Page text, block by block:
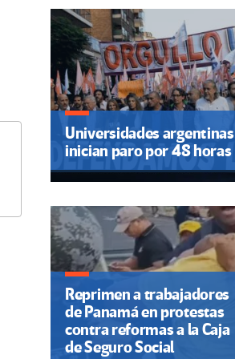
Universidades argentinas
inician paro por 48 horas
Reprimen a trabajadores
de Panamá en protestas
contra reformas a la Caja
de Seguro Social